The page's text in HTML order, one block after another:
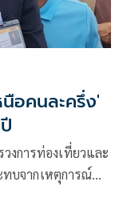
อคนละครึ่ง'
งการท่องเที่ยวและ
บจากเหตุการณ์